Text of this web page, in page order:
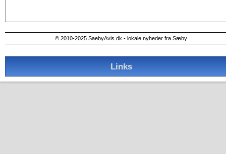
© 2010-2025 SaebyAvis.dk - lokale nyheder fra Sæby
Links